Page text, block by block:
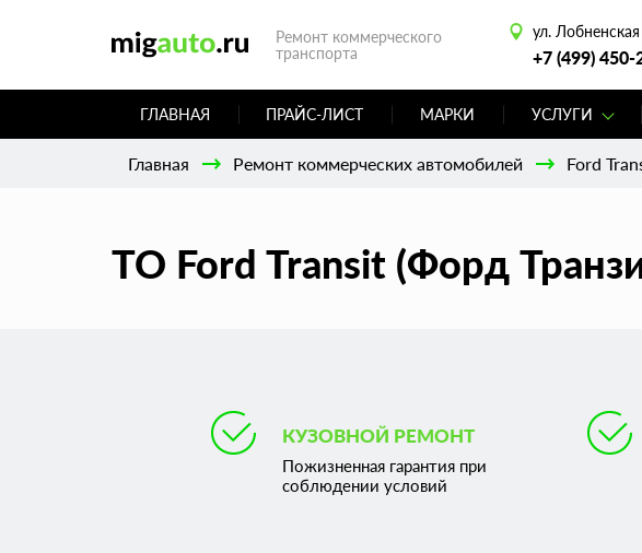
Ремонт коммерческого
транспорта
ул.
+7 (499) 450-
ГЛАВНАЯ ПРАЙС-ЛИСТ МАРКИ УСЛУГИ
Главная Ремонт коммерческих автомобилей Ford
ТО Ford Transit (Форд
КУЗОВНОЙ РЕМОНТ
Пожизненная гарантия при
соблюдении условий